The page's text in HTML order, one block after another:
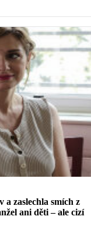
a zaslechla smích z
ani děti – ale cizí